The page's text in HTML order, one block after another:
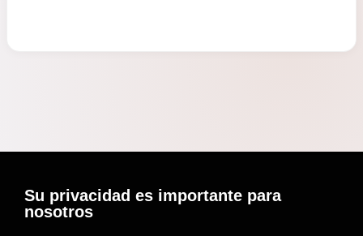
Su privacidad es importante para
nosotros